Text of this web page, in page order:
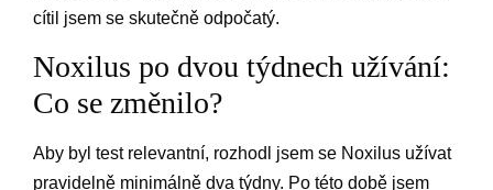
cítil jsem se skutečně odpočatý.
Noxilus po dvou týdnech užívání:
Co se změnilo?
Aby byl test relevantní, rozhodl jsem se Noxilus užívat
pravidelně minimálně dva týdny. Po této době jsem